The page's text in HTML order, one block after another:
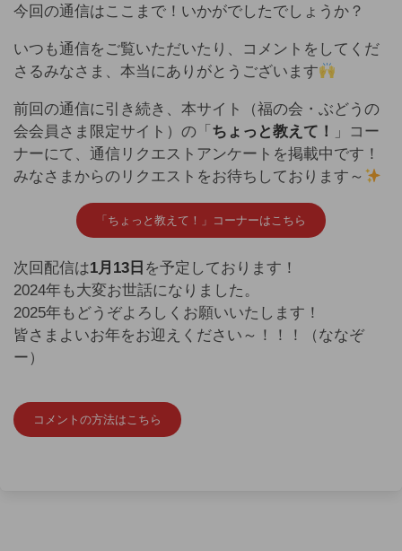
今回の通信はここまで！いかがでしたでしょうか？
いつも通信をご覧いただいたり、コメントをしてくだ
さるみなさま、本当にありがとうございます
前回の通信に引き続き、本サイト（福の会・ぶどうの
会会員さま限定サイト）の「 ちょっと教えて！
」コー
ナーにて、通信リクエストアンケートを掲載中です！
みなさまからのリクエストをお待ちしております～
「ちょっと教えて！」コーナーはこちら
次回配信は1月13日 を予定しております！
2024年も大変お世話になりました。
2025年もどうぞよろしくお願いいたします！
皆さまよいお年をお迎えください～！！！（ななぞ
ー）
コメントの方法はこちら